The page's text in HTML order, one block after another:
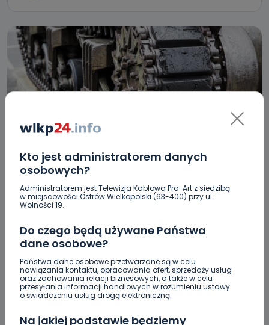
Kto jest administratorem danych
osobowych?
Administratorem jest Telewizja Kablowa Pro-Art z siedzibą
w miejscowości Ostrów Wielkopolski (63-400) przy ul.
Wolności 19.
Do czego będą używane Państwa
dane osobowe?
Państwa dane osobowe przetwarzane są w celu
nawiązania kontaktu, opracowania ofert, sprzedaży usług
oraz zachowania relacji biznesowych, a także w celu
przesyłania informacji handlowych w rozumieniu ustawy
o świadczeniu usług drogą elektroniczną.
Na jakiej podstawie będziemy
HOT REGION WIADOMOŚCI
Czołgi na ulicach? Wojewoda: „Prosimy
zachować spokój”